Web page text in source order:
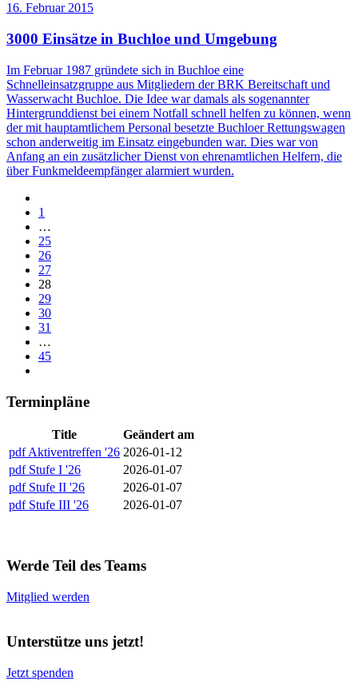
16. Februar 2015
3000 Einsätze in Buchloe und Umgebung
Im Februar 1987 gründete sich in Buchloe eine
Schnelleinsatzgruppe aus Mitgliedern der BRK Bereitschaft und
Wasserwacht Buchloe. Die Idee war damals als sogenannter
Hintergrunddienst bei einem Notfall schnell helfen zu können, wenn
der mit hauptamtlichem Personal besetzte Buchloer Rettungswagen
schon anderweitig im Einsatz eingebunden war. Dies war von
Anfang an ein zusätzlicher Dienst von ehrenamtlichen Helfern, die
über Funkmeldeempfänger alarmiert wurden.
1
…
25
26
27
28
29
30
31
…
45
Terminpläne
Title
Geändert am
pdf Aktiventreffen '26 2026-01-12
pdf Stufe I '26
2026-01-07
pdf Stufe II '26
2026-01-07
pdf Stufe III '26 2026-01-07
Werde Teil des Teams
Mitglied werden
Unterstütze uns jetzt!
Jetzt spenden